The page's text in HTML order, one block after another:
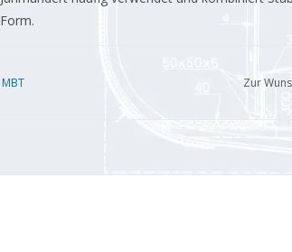
Form.
MBT Zur